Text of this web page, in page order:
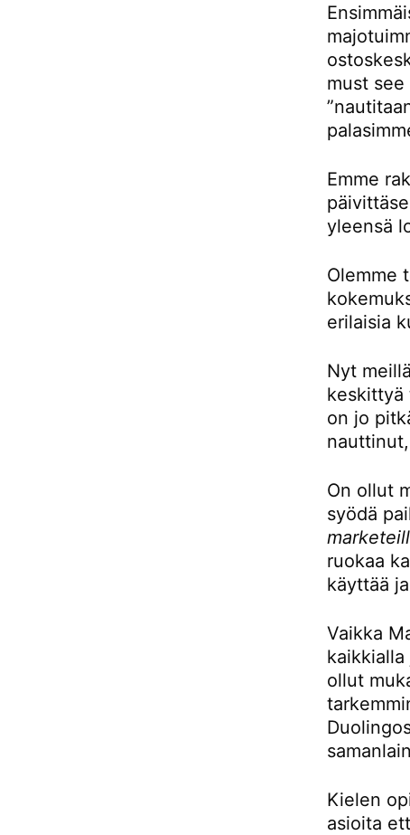
must
Emme
yleensä
Olemme
erilaisia
Nyt
keskittyä
on jo
On ollut
syödä
ruokaa
käyttää
Vaikka
ollut
Kielen
asioita